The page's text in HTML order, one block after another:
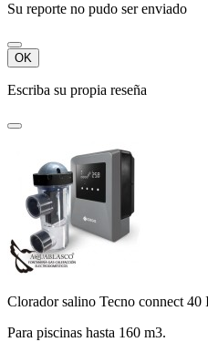
Su reporte no pudo ser enviado
OK
Escriba su propia reseña
Clorador salino Tecno connect 40
Para piscinas hasta 160 m3.